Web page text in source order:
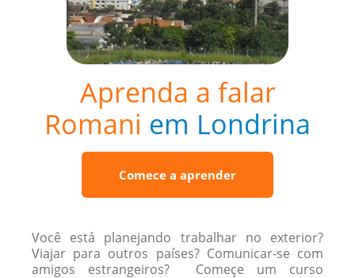
Aprenda a falar
Romani em Londrina
Comece a aprender
Você está planejando trabalhar no exterior?
Viajar para outros países? Comunicar-se com
amigos estrangeiros? Começe um curso